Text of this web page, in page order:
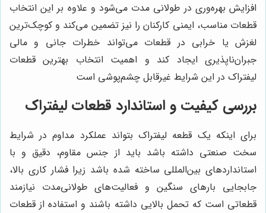
افزایش بهره‌وری در طولانی مدت می‌شود و علاوه بر این انتخاب
قطعات مناسب، ایمنی کارکنان را نیز تضمین می‌کند و کوچک‌ترین
لغزش یا خرابی در قطعات می‌تواند خطرات جانی و مالی
جبران‌ناپذیری ایجاد کند و اهمیت انتخاب بهترین قطعات
لیفتراک در این شرایط غیرقابل چشم‌پوشی است
بررسی کیفیت و استاندارد قطعات لیفتراک
برای اینکه یک قطعه لیفتراک بتواند عملکرد مداوم در شرایط
سخت صنعتی داشته باشد باید از جنس مقاوم، دقیق و با
استانداردهای بین‌المللی ساخته شده باشد زیرا فشار کاری بالا،
جابجایی بارهای سنگین و فعالیت‌های طولانی‌مدت نیازمند
قطعاتی است که تحمل بالایی داشته باشند و استفاده از قطعات